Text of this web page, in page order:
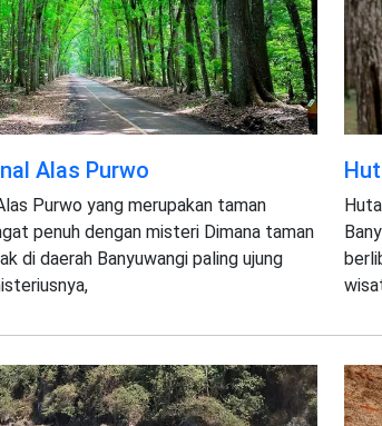
Alas Purwo
Purwo yang merupakan taman
penuh dengan misteri Dimana taman
di daerah Banyuwangi paling ujung